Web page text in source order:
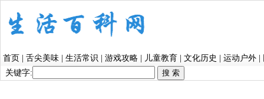
首页 舌尖美味 生活常识 游戏攻略 儿童教育 文化历史 运动户外
关键字: